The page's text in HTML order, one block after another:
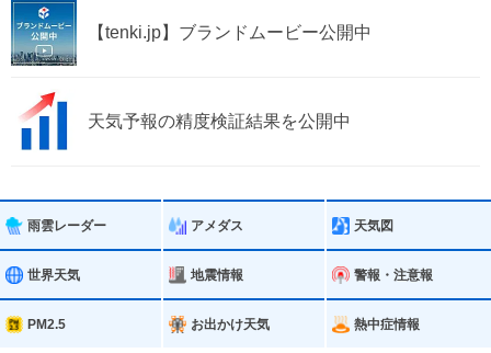
【tenki.jp】ブランドムービー公開中
天気予報の精度検証結果を公開中
雨雲レーダー アメダス 天気図
世界天気 地震情報 警報・注意報
PM2.5 お出かけ天気 熱中症情報